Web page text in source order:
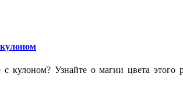
кулоном? Узнайте о магии цвета